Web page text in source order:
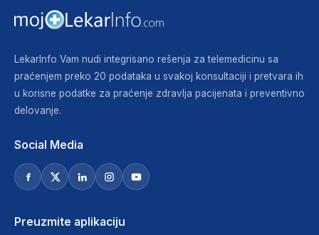
LekarInfo Vam nudi integrisano rešenja za telemedicinu sa
praćenjem preko 20 podataka u svakoj konsultaciji i pretvara ih
u korisne podatke za praćenje zdravlja pacijenata i preventivno
delovanje.
Social Media
Preuzmite aplikaciju